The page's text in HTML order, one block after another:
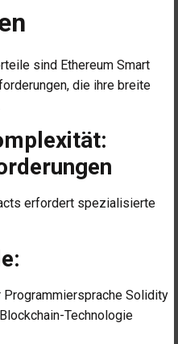
sind Ethereum Smart
die ihre breite
erfordert spezialisierte
Solidity
Technologie